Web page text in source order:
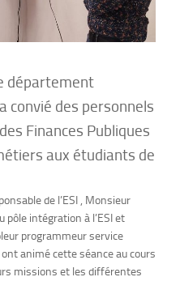
département
convié des personnels
Finances Publiques
aux étudiants de
de l’ESI , Monsieur
pôle intégration à l’ESI et
programmeur service
animé cette séance au cours
missions et les différentes